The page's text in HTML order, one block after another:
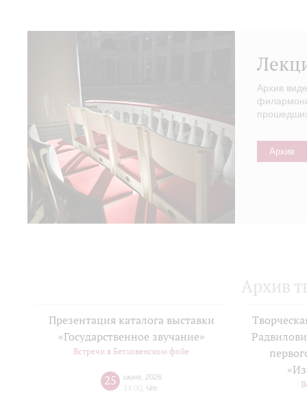
Архив
Архив
Архив
Презентация каталога выставки
«Государственное звучание»
Встречи в Бетховенском фойе
25 июня 2026
14:00 Чт